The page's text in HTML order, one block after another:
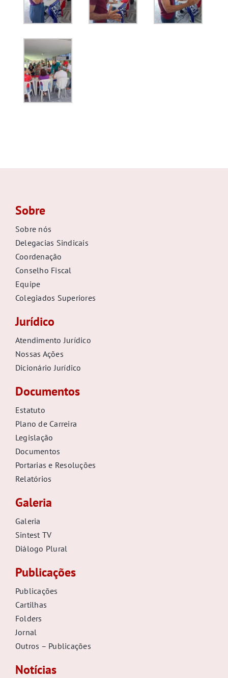
Sobre
Sobre nós
Delegacias Sindicais
Coordenação
Conselho Fiscal
Equipe
Colegiados Superiores
Jurídico
Atendimento Jurídico
Nossas Ações
Dicionário Jurídico
Documentos
Estatuto
Plano de Carreira
Legislação
Documentos
Portarias e Resoluções
Relatórios
Galeria
Galeria
Sintest TV
Diálogo Plural
Publicações
Publicações
Cartilhas
Folders
Jornal
Outros – Publicações
Notícias